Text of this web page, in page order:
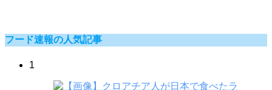
フード速報の人気記事
1